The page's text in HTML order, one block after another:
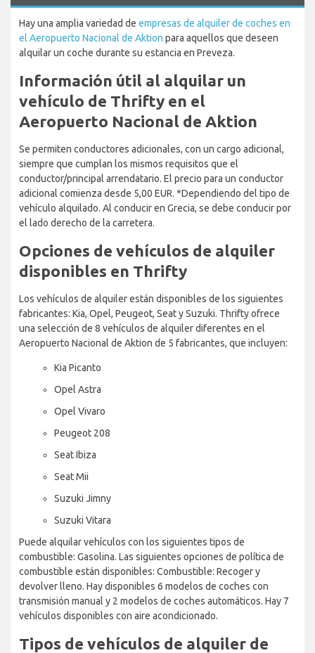
Hay una amplia variedad de empresas de alquiler de coches en
el Aeropuerto Nacional de Aktion para aquellos que deseen
alquilar un coche durante su estancia en Preveza.
Información útil al alquilar un
vehículo de Thrifty en el
Aeropuerto Nacional de Aktion
Se permiten conductores adicionales, con un cargo adicional,
siempre que cumplan los mismos requisitos que el
conductor/principal arrendatario. El precio para un conductor
adicional comienza desde 5,00 EUR. *Dependiendo del tipo de
vehículo alquilado. Al conducir en Grecia, se debe conducir por
el lado derecho de la carretera.
Opciones de vehículos de alquiler
disponibles en Thrifty
Los vehículos de alquiler están disponibles de los siguientes
fabricantes: Kia, Opel, Peugeot, Seat y Suzuki. Thrifty ofrece
una selección de 8 vehículos de alquiler diferentes en el
Aeropuerto Nacional de Aktion de 5 fabricantes, que incluyen:
Kia Picanto
Opel Astra
Opel Vivaro
Peugeot 208
Seat Ibiza
Seat Mii
Suzuki Jimny
Suzuki Vitara
Puede alquilar vehículos con los siguientes tipos de
combustible: Gasolina. Las siguientes opciones de política de
combustible están disponibles: Combustible: Recoger y
devolver lleno. Hay disponibles 6 modelos de coches con
transmisión manual y 2 modelos de coches automáticos. Hay 7
vehículos disponibles con aire acondicionado.
Tipos de vehículos de alquiler de